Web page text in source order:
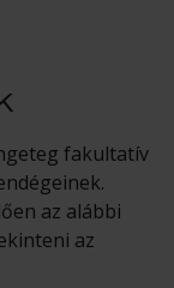
fakultatív
az alábbi
az